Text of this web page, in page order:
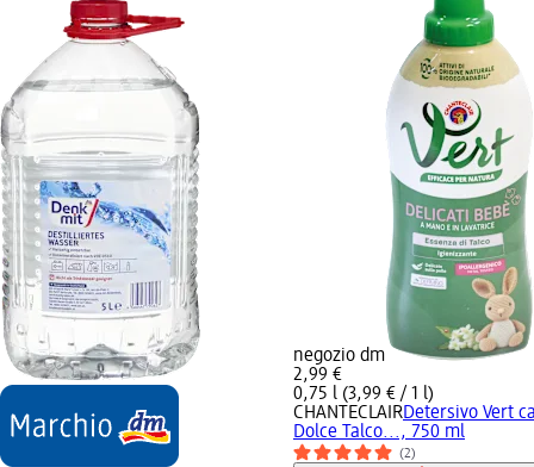
negozio dm
2,99 €
0,75 l (3,99 € / 1 l)
CHANTECLAIRDetersivo Vert
Dolce Talco..., 750 ml
(2)